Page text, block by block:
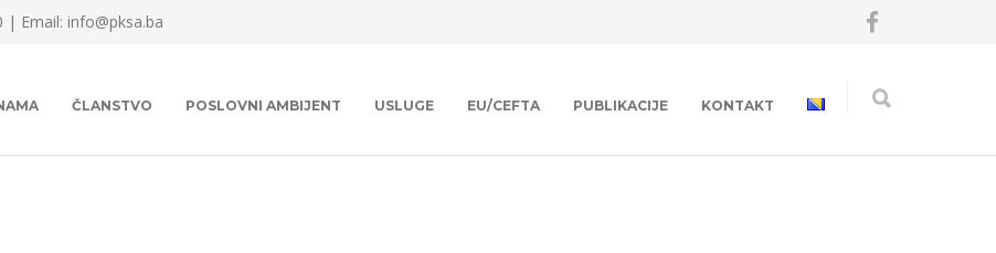
| Email: info@pksa.ba
ČLANSTVO POSLOVNI AMBIJENT USLUGE EU/CEFTA PUBLIKACIJE KONTAKT